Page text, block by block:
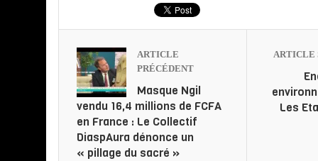
ARTICLE
PRÉCÉDENT
Masque Ngil
vendu 16,4 millions de FCFA
en France : Le Collectif
DiaspAura dénonce un
« pillage du sacré »
ARTICLE
Les